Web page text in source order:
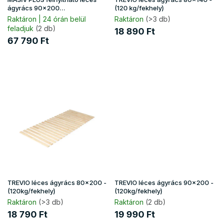
s
t
á
j
ágyrács 90x200
(130kg/fekhely)
Raktáron | 24 órán belül
feladjuk (2 db)
67 790 Ft
(120 kg/fekhely)
Raktáron (>3 db)
18 890 Ft
TREVIO léces ágyrács 80x200 -
(120kg/fekhely)
Raktáron (>3 db)
18 790 Ft
TREVIO léces ágyrács 90x200 -
(120kg/fekhely)
Raktáron (2 db)
19 990 Ft